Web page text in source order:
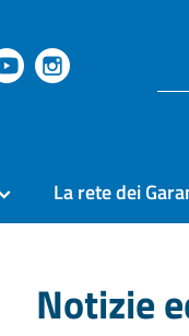
La rete dei
Notizie